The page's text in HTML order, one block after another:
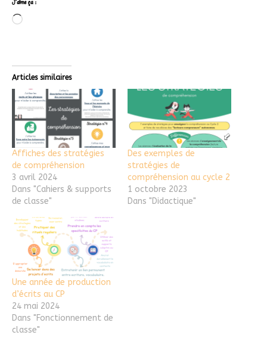
J’aime ça :
Articles similaires
Affiches des stratégies
de compréhension
3 avril 2024
Dans "Cahiers & supports
de classe"
Des exemples de
stratégies de
compréhension au cycle 2
1 octobre 2023
Dans "Didactique"
Une année de production
d’écrits au CP
24 mai 2024
Dans "Fonctionnement de
classe"